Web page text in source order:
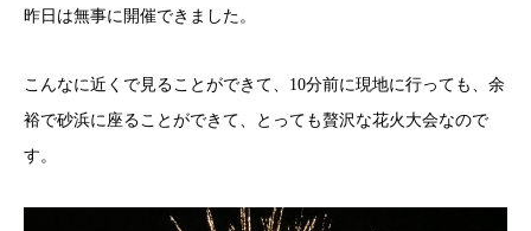
昨日は無事に開催できました。
こんなに近くで見ることができて、10分前に現地に行っても、余
裕で砂浜に座ることができて、とっても贅沢な花火大会なので
す。